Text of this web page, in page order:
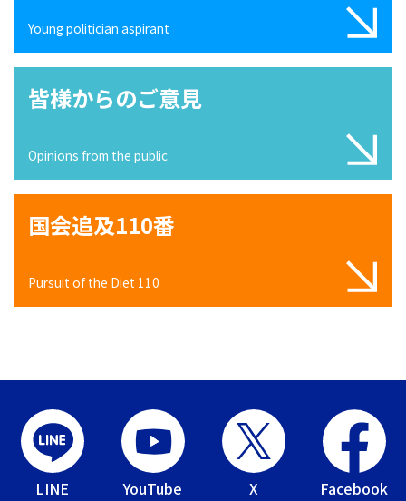
Young politician aspirant
皆様からのご意見
Opinions from the public
国会追及110番
Pursuit of the Diet 110
LINE YouTube X Facebook